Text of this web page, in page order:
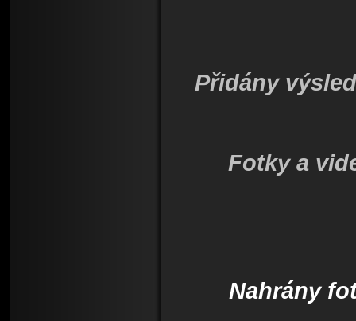
Přidány
Fotky a
Nahrány